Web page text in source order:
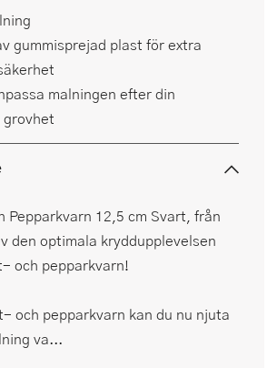
gummisprejad plast för extra
malningen efter din
Pepparkvarn 12,5 cm Svart, från
den optimala kryddupplevelsen
och pepparkvarn!
och pepparkvarn kan du nu njuta
va...